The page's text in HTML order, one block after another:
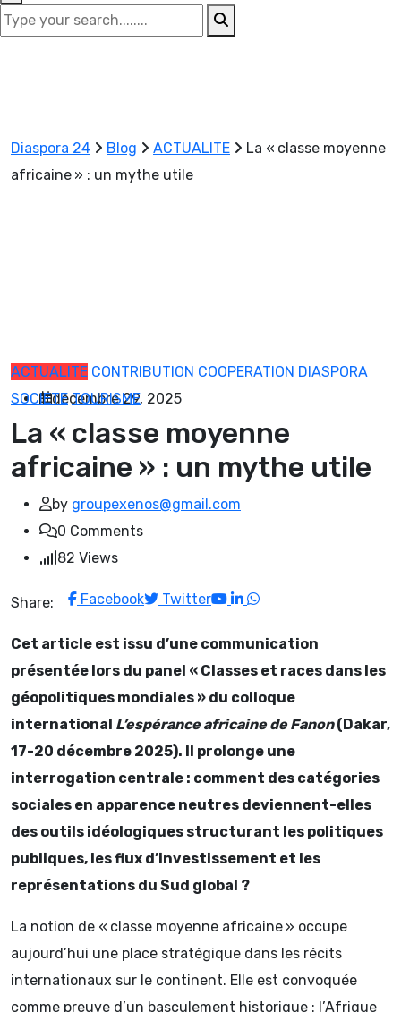
Diaspora 24 Blog ACTUALITE
La « classe moyenne
africaine » : un mythe utile
ACTUALITE CONTRIBUTION COOPERATION DIASPORA
SOCIETE TOURISME
décembre 29, 2025
La « classe moyenne
africaine » : un mythe utile
by groupexenos@gmail.com
0 Comments
82 Views
Share: Facebook Twitter Youtube
LinkedIn
Whatsapp
Cet article est issu d’une communication
présentée lors du panel « Classes et races dans les
géopolitiques mondiales » du colloque
international L’espérance africaine de Fanon(Dakar,
17-20 décembre 2025). Il prolonge une
interrogation centrale : comment des catégories
sociales en apparence neutres deviennent-elles
des outils idéologiques structurant les politiques
publiques, les flux d’investissement et les
représentations du Sud global ?
La notion de « classe moyenne africaine » occupe
aujourd’hui une place stratégique dans les récits
internationaux sur le continent. Elle est convoquée
comme preuve d’un basculement historique : l’Afrique